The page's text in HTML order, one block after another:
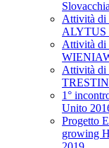
Attività di
ALYTUS
Attività di
Attività di
1°
Unito
Progetto
growing